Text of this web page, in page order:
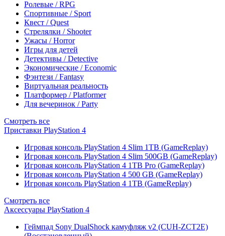
Ролевые / RPG
Спортивные / Sport
Квест / Quest
Стрелялки / Shooter
Ужасы / Horror
Игры для детей
Детективы / Detective
Экономические / Economic
Фэнтези / Fantasy
Виртуальная реальность
Платформер / Platformer
Для вечеринок / Party
Смотреть все
Приставки PlayStation 4
Игровая консоль PlayStation 4 Slim 1TB (GameReplay)
Игровая консоль PlayStation 4 Slim 500GB (GameReplay)
Игровая консоль PlayStation 4 1TB Pro (GameReplay)
Игровая консоль PlayStation 4 500 GB (GameReplay)
Игровая консоль PlayStation 4 1TB (GameReplay)
Смотреть все
Аксессуары PlayStation 4
Геймпад Sony DualShock камуфляж v2 (CUH-ZCT2E)